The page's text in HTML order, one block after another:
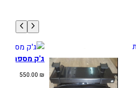
ג'ק מספריים.
550.00₪